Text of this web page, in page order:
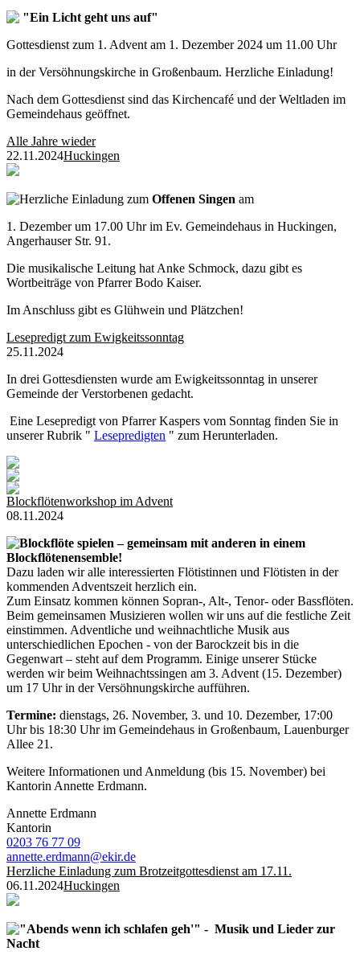
"Ein Licht geht uns auf"
Gottesdienst zum 1. Advent am 1. Dezember 2024 um 11.00 Uhr
in der Versöhnungskirche in Großenbaum. Herzliche Einladung!
Nach dem Gottesdienst sind das Kirchencafé und der Weltladen im
Gemeindehaus geöffnet.
Alle Jahre wieder
22.11.2024Huckingen
Herzliche Einladung zum Offenen Singen am
1. Dezember um 17.00 Uhr im Ev. Gemeindehaus in Huckingen,
Angerhauser Str. 91.
Die musikalische Leitung hat Anke Schmock, dazu gibt es
Wortbeiträge von Pfarrer Bodo Kaiser.
Im Anschluss gibt es Glühwein und Plätzchen!
Lesepredigt zum Ewigkeitssonntag
25.11.2024
In drei Gottesdiensten wurde am Ewigkeitssonntag in unserer
Gemeinde der Verstorbenen gedacht.
Eine Lesepredigt von Pfarrer Kaspers vom Sonntag finden Sie in
unserer Rubrik " Lesepredigten " zum Herunterladen.
Blockflötenworkshop im Advent
08.11.2024
Blockflöte spielen – gemeinsam mit anderen in einem
Blockflötenensemble!
Dazu laden wir alle interessierten Flötistinnen und Flötisten in der
kommenden Adventszeit herzlich ein.
Zum Einsatz kommen können Sopran-, Alt-, Tenor- oder Bassflöten.
Beim gemeinsamen Musizieren wollen wir uns auf die festliche Zeit
einstimmen. Adventliche und weihnachtliche Musik aus
unterschiedlichen Epochen - von der Barockzeit bis in die
Gegenwart – steht auf dem Programm. Einige unserer Stücke
werden wir beim Weihnachtssingen am 3. Advent (15. Dezember)
um 17 Uhr in der Versöhnungskirche aufführen.
Termine: dienstags, 26. November, 3. und 10. Dezember, 17:00
Uhr bis 18:30 Uhr im Gemeindehaus in Großenbaum, Lauenburger
Allee 21.
Weitere Informationen und Anmeldung (bis 15. November) bei
Kantorin Annette Erdmann.
Annette Erdmann
Kantorin
0203 76 77 09
annette.erdmann@ekir.de
Herzliche Einladung zum Brotzeitgottesdienst am 17.11.
06.11.2024Huckingen
"Abends wenn ich schlafen geh'" - Musik und Lieder zur
Nacht